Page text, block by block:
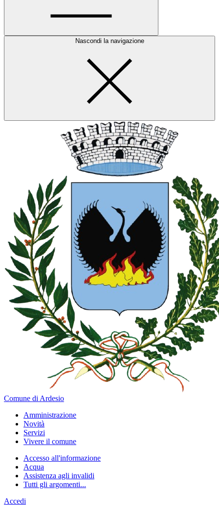
Nascondi la navigazione
Comune di Ardesio
Amministrazione
Novità
Servizi
Vivere il comune
Accesso all'informazione
Acqua
Assistenza agli invalidi
Tutti gli argomenti...
Accedi